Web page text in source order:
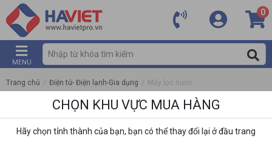
0
MENU
Trang chủ / Điện tử- Điện lạnh-Gia dụng / Máy lọc nước
CHỌN KHU VỰC MUA HÀNG
Hãy chọn tỉnh thành của bạn, bạn có thể thay đổi lại ở đầu trang